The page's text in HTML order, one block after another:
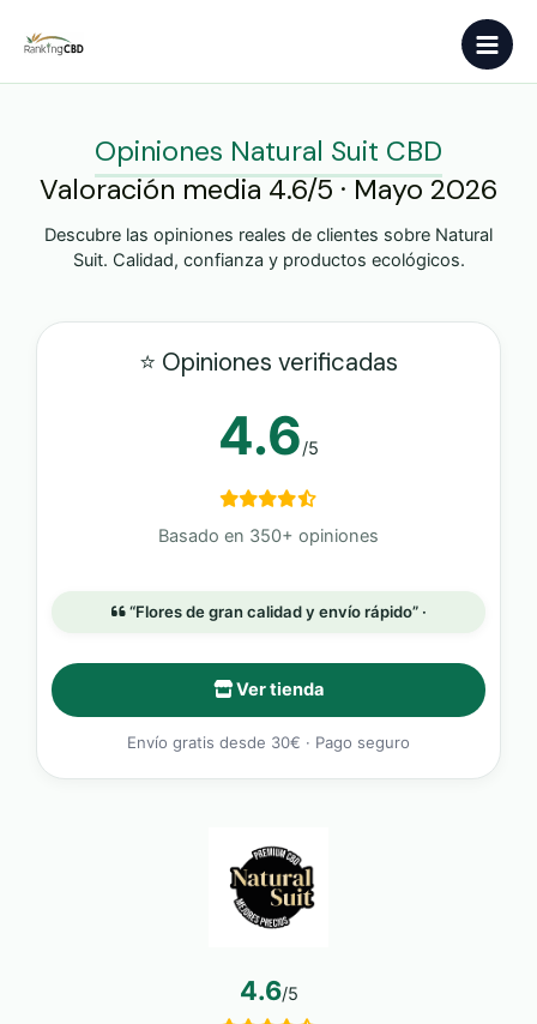
contenido
Main
Opiniones Natural Suit CBD
Valoración media 4.6/5 · Mayo 2026
Descubre las opiniones reales de clientes sobre Natural
Suit. Calidad, confianza y productos ecológicos.
⭐ Opiniones verificadas
4.6/5
Basado en 350+ opiniones
“Flores de gran calidad y envío rápido” ·
Ver tienda
Envío gratis desde 30€ · Pago seguro
4.6/5